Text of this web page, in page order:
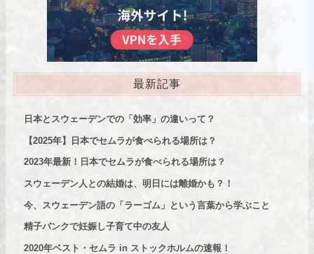
最新記事
日本とスウェーデンでの「効率」の違いって？
【2025年】日本でセムラが食べられる場所は？
2023年最新！日本でセムラが食べられる場所は？
スウェーデン人との結婚は、明日には離婚かも？！
今、スウェーデン語の「ラーゴム」という言葉から学ぶこと
精子バンクで妊娠し子育て中の友人
2020年ベスト・セムラ in ストックホルムの速報！